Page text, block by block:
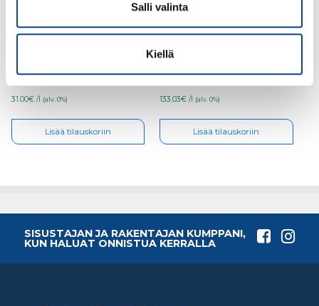
Salli valinta
Kiellä
Pinnoitemassa
ElaProof Classic H 1 L
31.00€ /l (alv. 0%)
Lisää tilauskoriin
Pinnoitemassa
White
133.03€ /l (alv. 0%)
Lisää tilauskoriin
SISUSTAJAN JA RAKENTAJAN KUMPPANI,
KUN HALUAT ONNISTUA KERRALLA